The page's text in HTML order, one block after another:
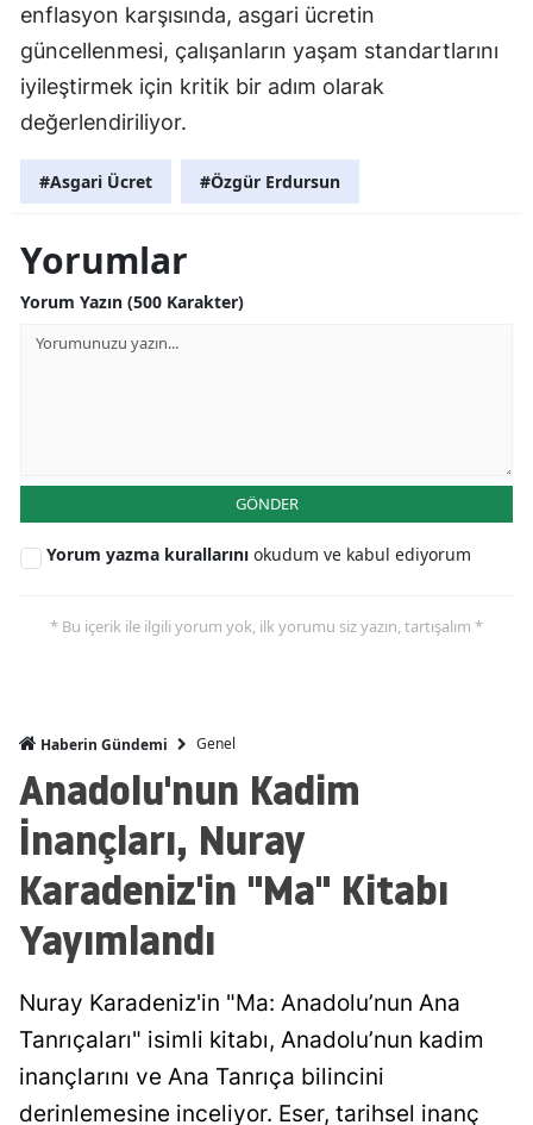
enflasyon karşısında, asgari ücretin
güncellenmesi, çalışanların yaşam standartlarını
iyileştirmek için kritik bir adım olarak
değerlendiriliyor.
#Asgari Ücret #Özgür Erdursun
Yorumlar
Yorum Yazın (500 Karakter)
GÖNDER
Yorum yazma kurallarını okudum ve kabul ediyorum
* Bu içerik ile ilgili yorum yok, ilk yorumu siz yazın, tartışalım *
Haberin Gündemi Genel
Anadolu'nun Kadim
İnançları, Nuray
Karadeniz'in "Ma" Kitabı
Yayımlandı
Nuray Karadeniz'in "Ma: Anadolu’nun Ana
Tanrıçaları" isimli kitabı, Anadolu’nun kadim
inançlarını ve Ana Tanrıça bilincini
derinlemesine inceliyor. Eser, tarihsel inanç